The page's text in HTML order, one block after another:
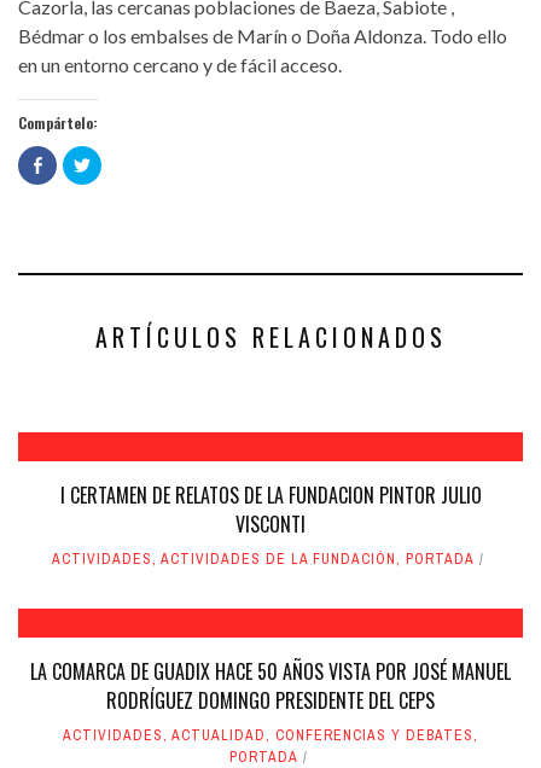
Cazorla, las cercanas poblaciones de Baeza, Sabiote ,
Bédmar o los embalses de Marín o Doña Aldonza. Todo ello
en un entorno cercano y de fácil acceso.
Compártelo:
Haz
clic
para
en
Haz
clic
en
ARTÍCULOS RELACIONADOS
I CERTAMEN DE RELATOS DE LA FUNDACION PINTOR JULIO
VISCONTI
ACTIVIDADES, ACTIVIDADES DE LA FUNDACIÓN, PORTADA
LA COMARCA DE GUADIX HACE 50 AÑOS VISTA POR JOSÉ MANUEL
RODRÍGUEZ DOMINGO PRESIDENTE DEL CEPS
ACTIVIDADES, ACTUALIDAD, CONFERENCIAS Y DEBATES,
PORTADA